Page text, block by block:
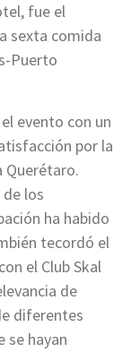
fue el
sexta comida
Puerto
evento con un
por la
Querétaro.
los
ha habido
tecordó el
el Club Skal
de
diferentes
se hayan